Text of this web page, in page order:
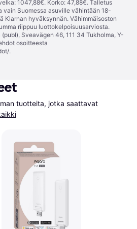
1047,88€. Korko: 47,88€. Talletus
vain Suomessa asuville vähintään 18-
Klarnan hyväksynnän. Vähimmäisoston
riippuu luottokelpoisuusarviosta.
Sveavägen 46, 111 34 Tukholma, Y-
osoitteesta
.
tuotteita, jotka saattavat